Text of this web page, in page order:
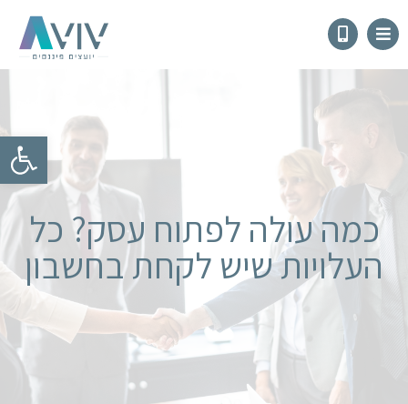
כמה עולה לפתוח עסק? כל
העלויות שיש לקחת בחשבון